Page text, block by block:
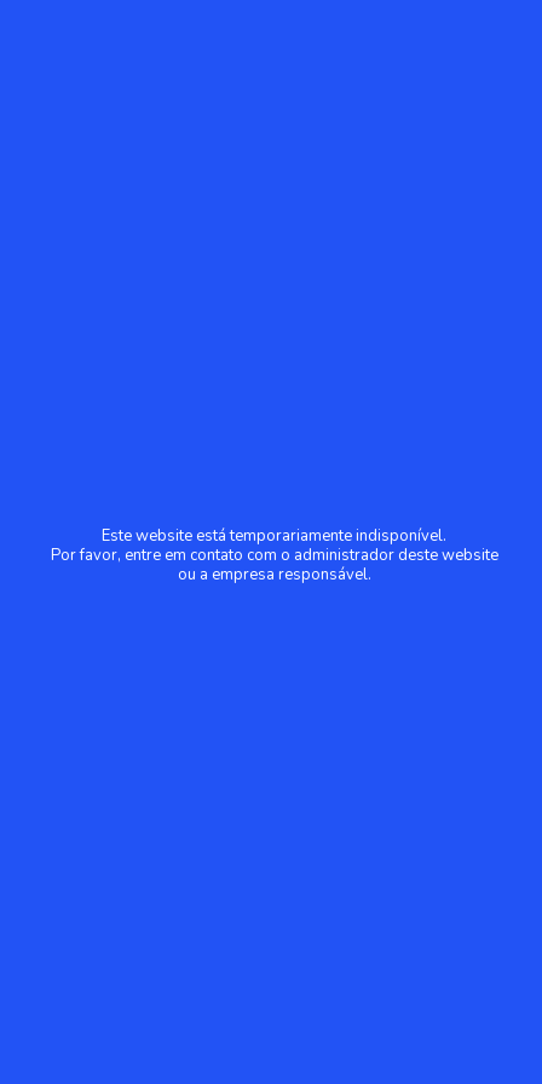
Este website está temporariamente indisponível.
Por favor, entre em contato com o administrador deste website
ou a empresa responsável.